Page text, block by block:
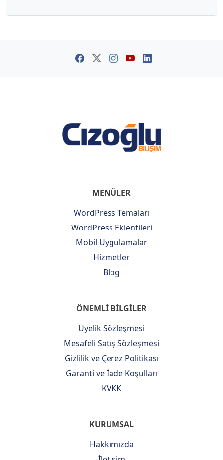
MENÜLER
WordPress Temaları
WordPress Eklentileri
Mobil Uygulamalar
Hizmetler
Blog
ÖNEMLİ BİLGİLER
Üyelik Sözleşmesi
Mesafeli Satış Sözleşmesi
Gizlilik ve Çerez Politikası
Garanti ve İade Koşulları
KVKK
KURUMSAL
Hakkımızda